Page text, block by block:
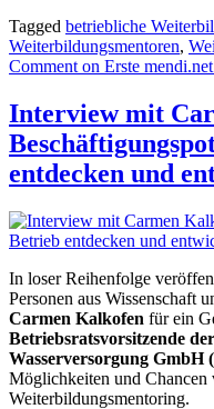
Tagged betriebliche
Weiterbildungsmentoren,
Comment on Erste
Interview mit
entdecken und
In loser Reihenfolge
Personen aus Wissenschaft
Carmen Kalkofen für ein
Betriebsratsvorsitzende
Wasserversorgung GmbH
Möglichkeiten und
Weiterbildungsmentoring.